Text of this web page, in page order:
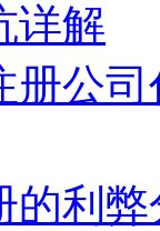
详解
册公
的利